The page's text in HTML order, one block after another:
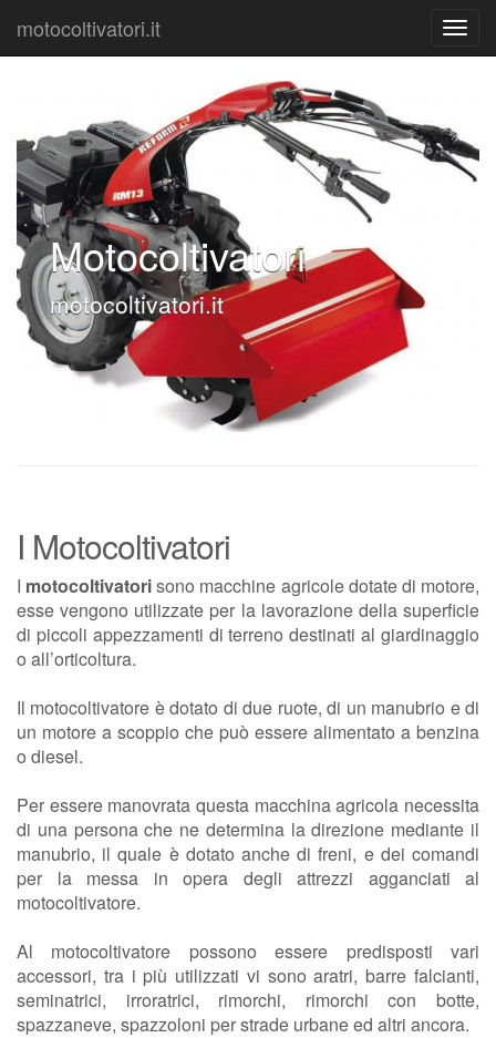
motocoltivatori.it
Motocoltivatori
motocoltivatori.it
I Motocoltivatori
I motocoltivatorisono macchine agricole dotate di motore,
esse vengono utilizzate per la lavorazione della superficie
di piccoli appezzamenti di terreno destinati al giardinaggio
o all’orticoltura.
Il motocoltivatore è dotato di due ruote, di un manubrio e di
un motore a scoppio che può essere alimentato a benzina
o diesel.
Per essere manovrata questa macchina agricola necessita
di una persona che ne determina la direzione mediante il
manubrio, il quale è dotato anche di freni, e dei comandi
per la messa in opera degli attrezzi agganciati al
motocoltivatore.
Al motocoltivatore possono essere predisposti vari
accessori, tra i più utilizzati vi sono aratri, barre falcianti,
seminatrici, irroratrici, rimorchi, rimorchi con botte,
spazzaneve, spazzoloni per strade urbane ed altri ancora.